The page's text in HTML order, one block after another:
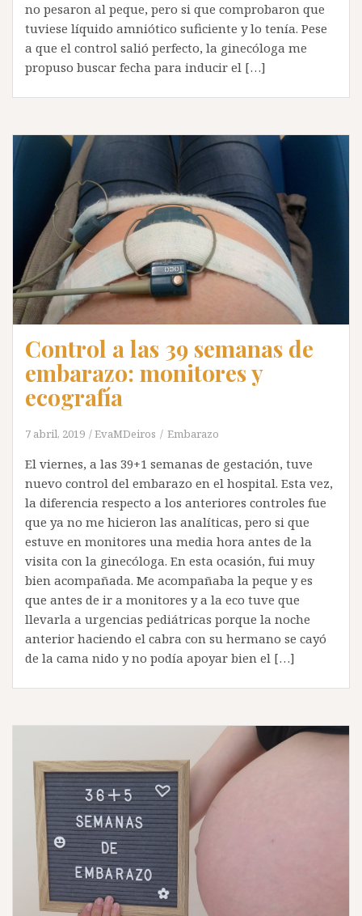
no pesaron al peque, pero si que comprobaron que
tuviese líquido amniótico suficiente y lo tenía. Pese
a que el control salió perfecto, la ginecóloga me
propuso buscar fecha para inducir el […]
Control a las 39 semanas de
embarazo: monitores y
ecografía
7 abril, 2019 EvaMDeiros Embarazo
El viernes, a las 39+1 semanas de gestación, tuve
nuevo control del embarazo en el hospital. Esta vez,
la diferencia respecto a los anteriores controles fue
que ya no me hicieron las analíticas, pero si que
estuve en monitores una media hora antes de la
visita con la ginecóloga. En esta ocasión, fui muy
bien acompañada. Me acompañaba la peque y es
que antes de ir a monitores y a la eco tuve que
llevarla a urgencias pediátricas porque la noche
anterior haciendo el cabra con su hermano se cayó
de la cama nido y no podía apoyar bien el […]